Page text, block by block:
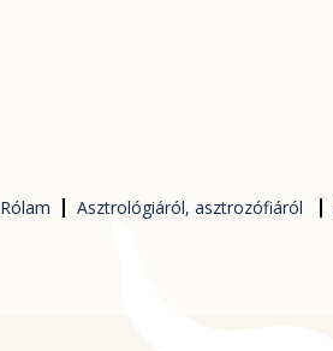
Rólam Asztrológiáról, asztrozófiáról